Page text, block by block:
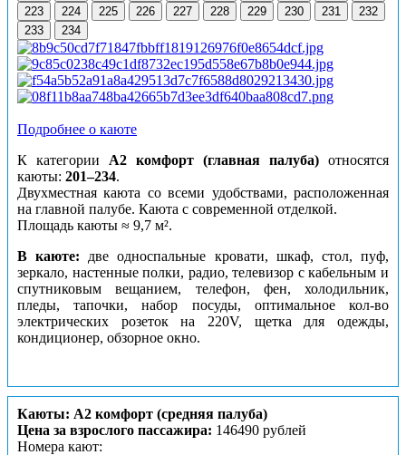
223
224 225 226 227 228 229 230 231
232
233
234
Подробнее о каюте
К категории А2 комфорт (главная палуба) относятся
каюты: 201–234.
Двухместная каюта со всеми удобствами, расположенная
на главной палубе. Каюта с современной отделкой.
Площадь каюты ≈ 9,7 м².
В каюте: две односпальные кровати, шкаф, стол, пуф,
зеркало, настенные полки, радио, телевизор с кабельным и
спутниковым вещанием, телефон, фен, холодильник,
пледы, тапочки, набор посуды, оптимальное кол-во
электрических розеток на 220V, щетка для одежды,
кондиционер, обзорное окно.
Каюты: А2 комфорт (средняя палуба)
Цена за взрослого пассажира: 146490 рублей
Номера кают: